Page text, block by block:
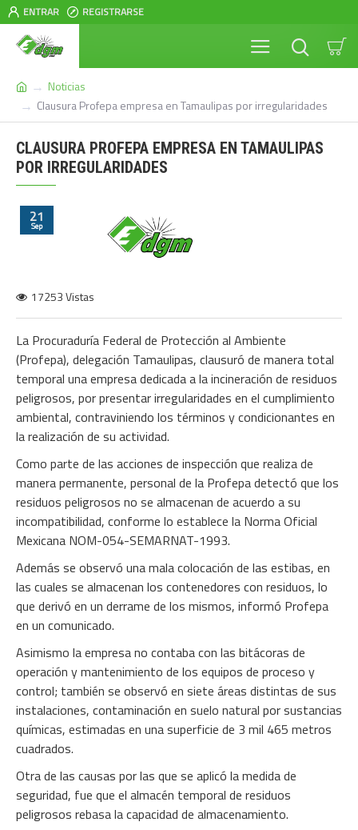
ENTRAR REGISTRARSE
Noticias
Clausura Profepa empresa en Tamaulipas por irregularidades
CLAUSURA PROFEPA EMPRESA EN TAMAULIPAS
POR IRREGULARIDADES
21
Sep
17253 Vistas
La Procuraduría Federal de Protección al Ambiente
(Profepa), delegación Tamaulipas, clausuró de manera total
temporal una empresa dedicada a la incineración de residuos
peligrosos, por presentar irregularidades en el cumplimiento
ambiental, contraviniendo los términos y condicionantes en
la realización de su actividad.
Como parte de las acciones de inspección que realiza de
manera permanente, personal de la Profepa detectó que los
residuos peligrosos no se almacenan de acuerdo a su
incompatibilidad, conforme lo establece la Norma Oficial
Mexicana NOM-054-SEMARNAT-1993.
Además se observó una mala colocación de las estibas, en
las cuales se almacenan los contenedores con residuos, lo
que derivó en un derrame de los mismos, informó Profepa
en un comunicado.
Asimismo la empresa no contaba con las bitácoras de
operación y mantenimiento de los equipos de proceso y
control; también se observó en siete áreas distintas de sus
instalaciones, contaminación en suelo natural por sustancias
químicas, estimadas en una superficie de 3 mil 465 metros
cuadrados.
Otra de las causas por las que se aplicó la medida de
seguridad, fue que el almacén temporal de residuos
peligrosos rebasa la capacidad de almacenamiento.